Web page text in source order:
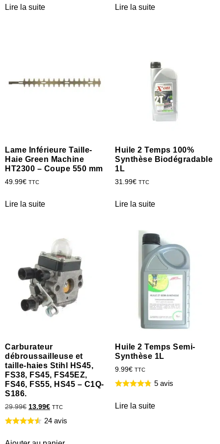
Lire la suite Lire la suite
Lame Inférieure Taille-
Haie Green Machine
HT2300 – Coupe 550 mm
49.99€ TTC
Lire la suite
Huile 2 Temps 100%
Synthèse Biodégradable
1L
31.99€ TTC
Lire la suite
Carburateur
débroussailleuse et
taille-haies Stihl HS45,
FS38, FS45, FS45EZ,
FS46, FS55, HS45 – C1Q-
S186.
29.99€ 13.99€ TTC
24 avis
Huile 2 Temps Semi-
Synthèse 1L
9.99€ TTC
5 avis
Lire la suite